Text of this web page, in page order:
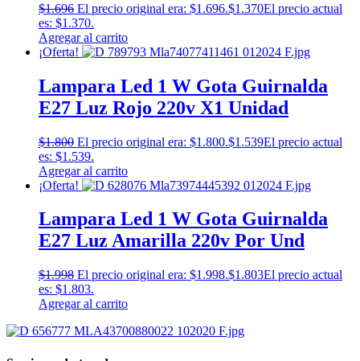
$1.696 El precio original era: $1.696.$1.370El precio actual
es: $1.370.
Agregar al carrito
¡Oferta!
Lampara Led 1 W Gota Guirnalda
E27 Luz Rojo 220v X1 Unidad
$1.800 El precio original era: $1.800.$1.539El precio actual
es: $1.539.
Agregar al carrito
¡Oferta!
Lampara Led 1 W Gota Guirnalda
E27 Luz Amarilla 220v Por Und
$1.998 El precio original era: $1.998.$1.803El precio actual
es: $1.803.
Agregar al carrito